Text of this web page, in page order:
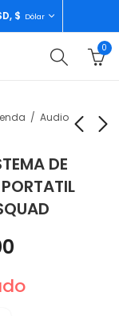
$ Dólar
0
Audio
DE
PORTATIL FLIP
DOMO DE
EXTERIORES DUAL 4K
360ª H80X
$120,00